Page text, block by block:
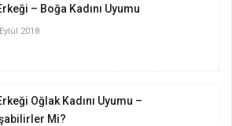
– Boğa Kadını Uyumu
2018
Oğlak Kadını Uyumu –
Mi?